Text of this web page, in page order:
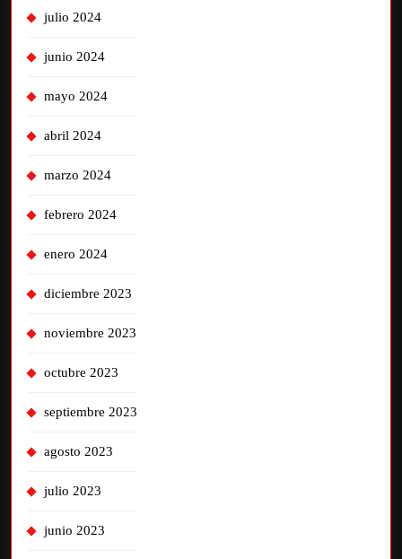
julio 2024
junio 2024
mayo 2024
abril 2024
marzo 2024
febrero 2024
enero 2024
diciembre 2023
noviembre 2023
octubre 2023
septiembre 2023
agosto 2023
julio 2023
junio 2023